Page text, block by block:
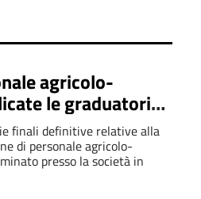
agricolo-
le graduatorie
finali definitive relative alla
di personale agricolo-
presso la società in